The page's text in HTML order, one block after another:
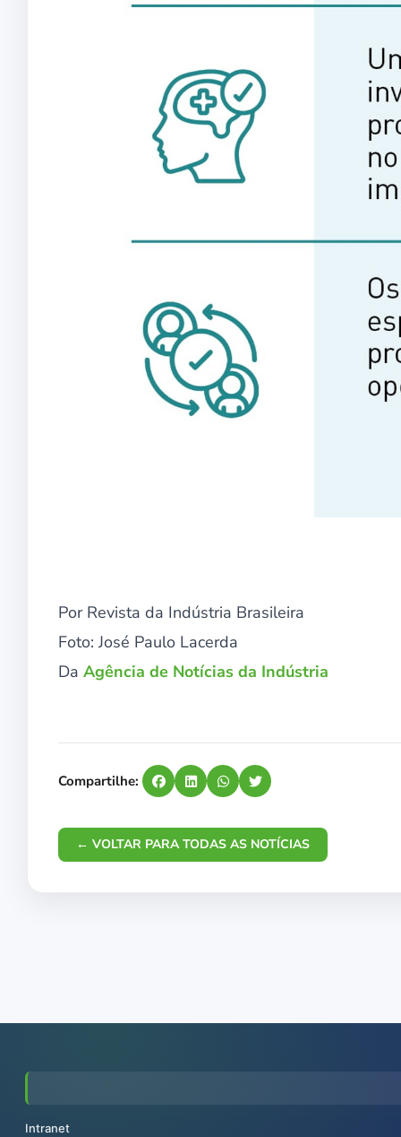
Por Revista da Indústria Brasileira
Foto: José Paulo Lacerda
Da Agência de Notícias da Indústria
Compartilhe:
← VOLTAR PARA TODAS AS NOTÍCIAS
Intranet